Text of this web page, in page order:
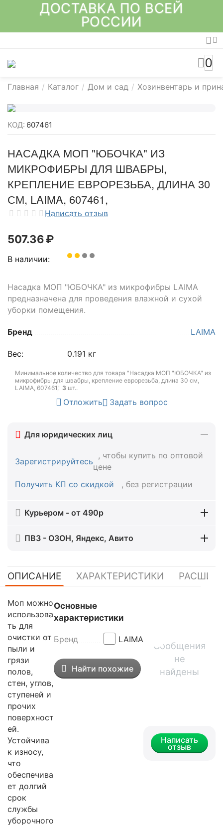
ДОСТАВКА ПО ВСЕЙ
РОССИИ
0
Главная / Каталог / Дом и сад / Хозинвентарь и
КОД: 607461
НАСАДКА МОП "ЮБОЧКА" ИЗ
МИКРОФИБРЫ ДЛЯ ШВАБРЫ,
КРЕПЛЕНИЕ ЕВРОРЕЗЬБА, ДЛИНА 30
СМ, LAIMA, 607461,
Написать отзыв
507.36₽
В наличии:
Насадка МОП "ЮБОЧКА" из микрофибры LAIMA
предназначена для проведения влажной и сухой
уборки помещения.
Бренд LAIMA
Вес: 0.191 кг
Минимальное количество для товара "Насадка МОП "ЮБОЧКА" из
микрофибры для швабры, крепление еврорезьба, длина 30 см,
LAIMA, 607461," 3 шт..
Отложить Задать вопрос
Для юридических лиц
Зарегистрируйтесь
, чтобы купить по оптовой
цене
Получить КП со скидкой
, без регистрации
Курьером - от 490р
ПВЗ - ОЗОН, Яндекс, Авито
ОПИСАНИЕ ХАРАКТЕРИСТИКИ
Моп можно
использова
ть для
очистки от
пыли и
грязи
полов,
стен, углов,
ступеней и
прочих
поверхност
ей.
Устойчива
к износу,
что
обеспечива
ет долгий
срок
службы
уборочного
Основные
характеристики
Бренд LAIMA
Найти похожие
Сообщения
не
найдены
Написать
отзыв